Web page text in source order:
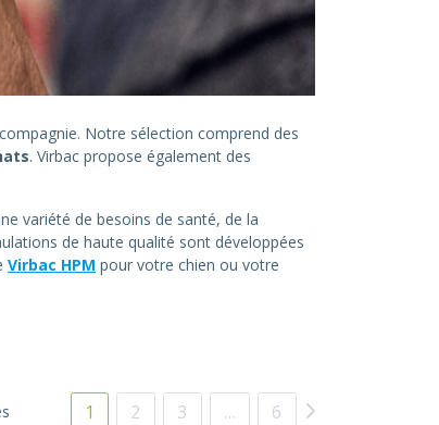
Notre sélection comprend des
. Virbac propose également des
variété de besoins de santé, de la
de haute qualité sont développées
Virbac HPM pour votre chien ou votre
1 2 3 … 6